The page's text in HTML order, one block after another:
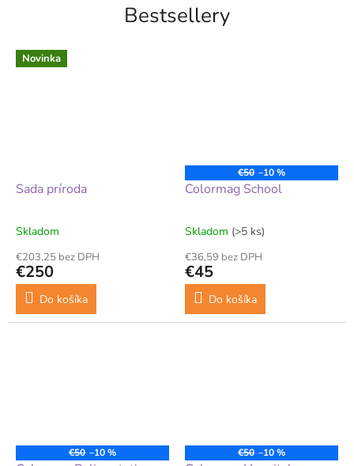
Bestsellery
Novinka
Sada príroda
Skladom
€203,25 bez DPH
€250
Do košíka
€50 –10 %
Colormag School
Skladom (>5 ks)
€36,59 bez DPH
€45
Do košíka
€50 –10 % €50 –10 %